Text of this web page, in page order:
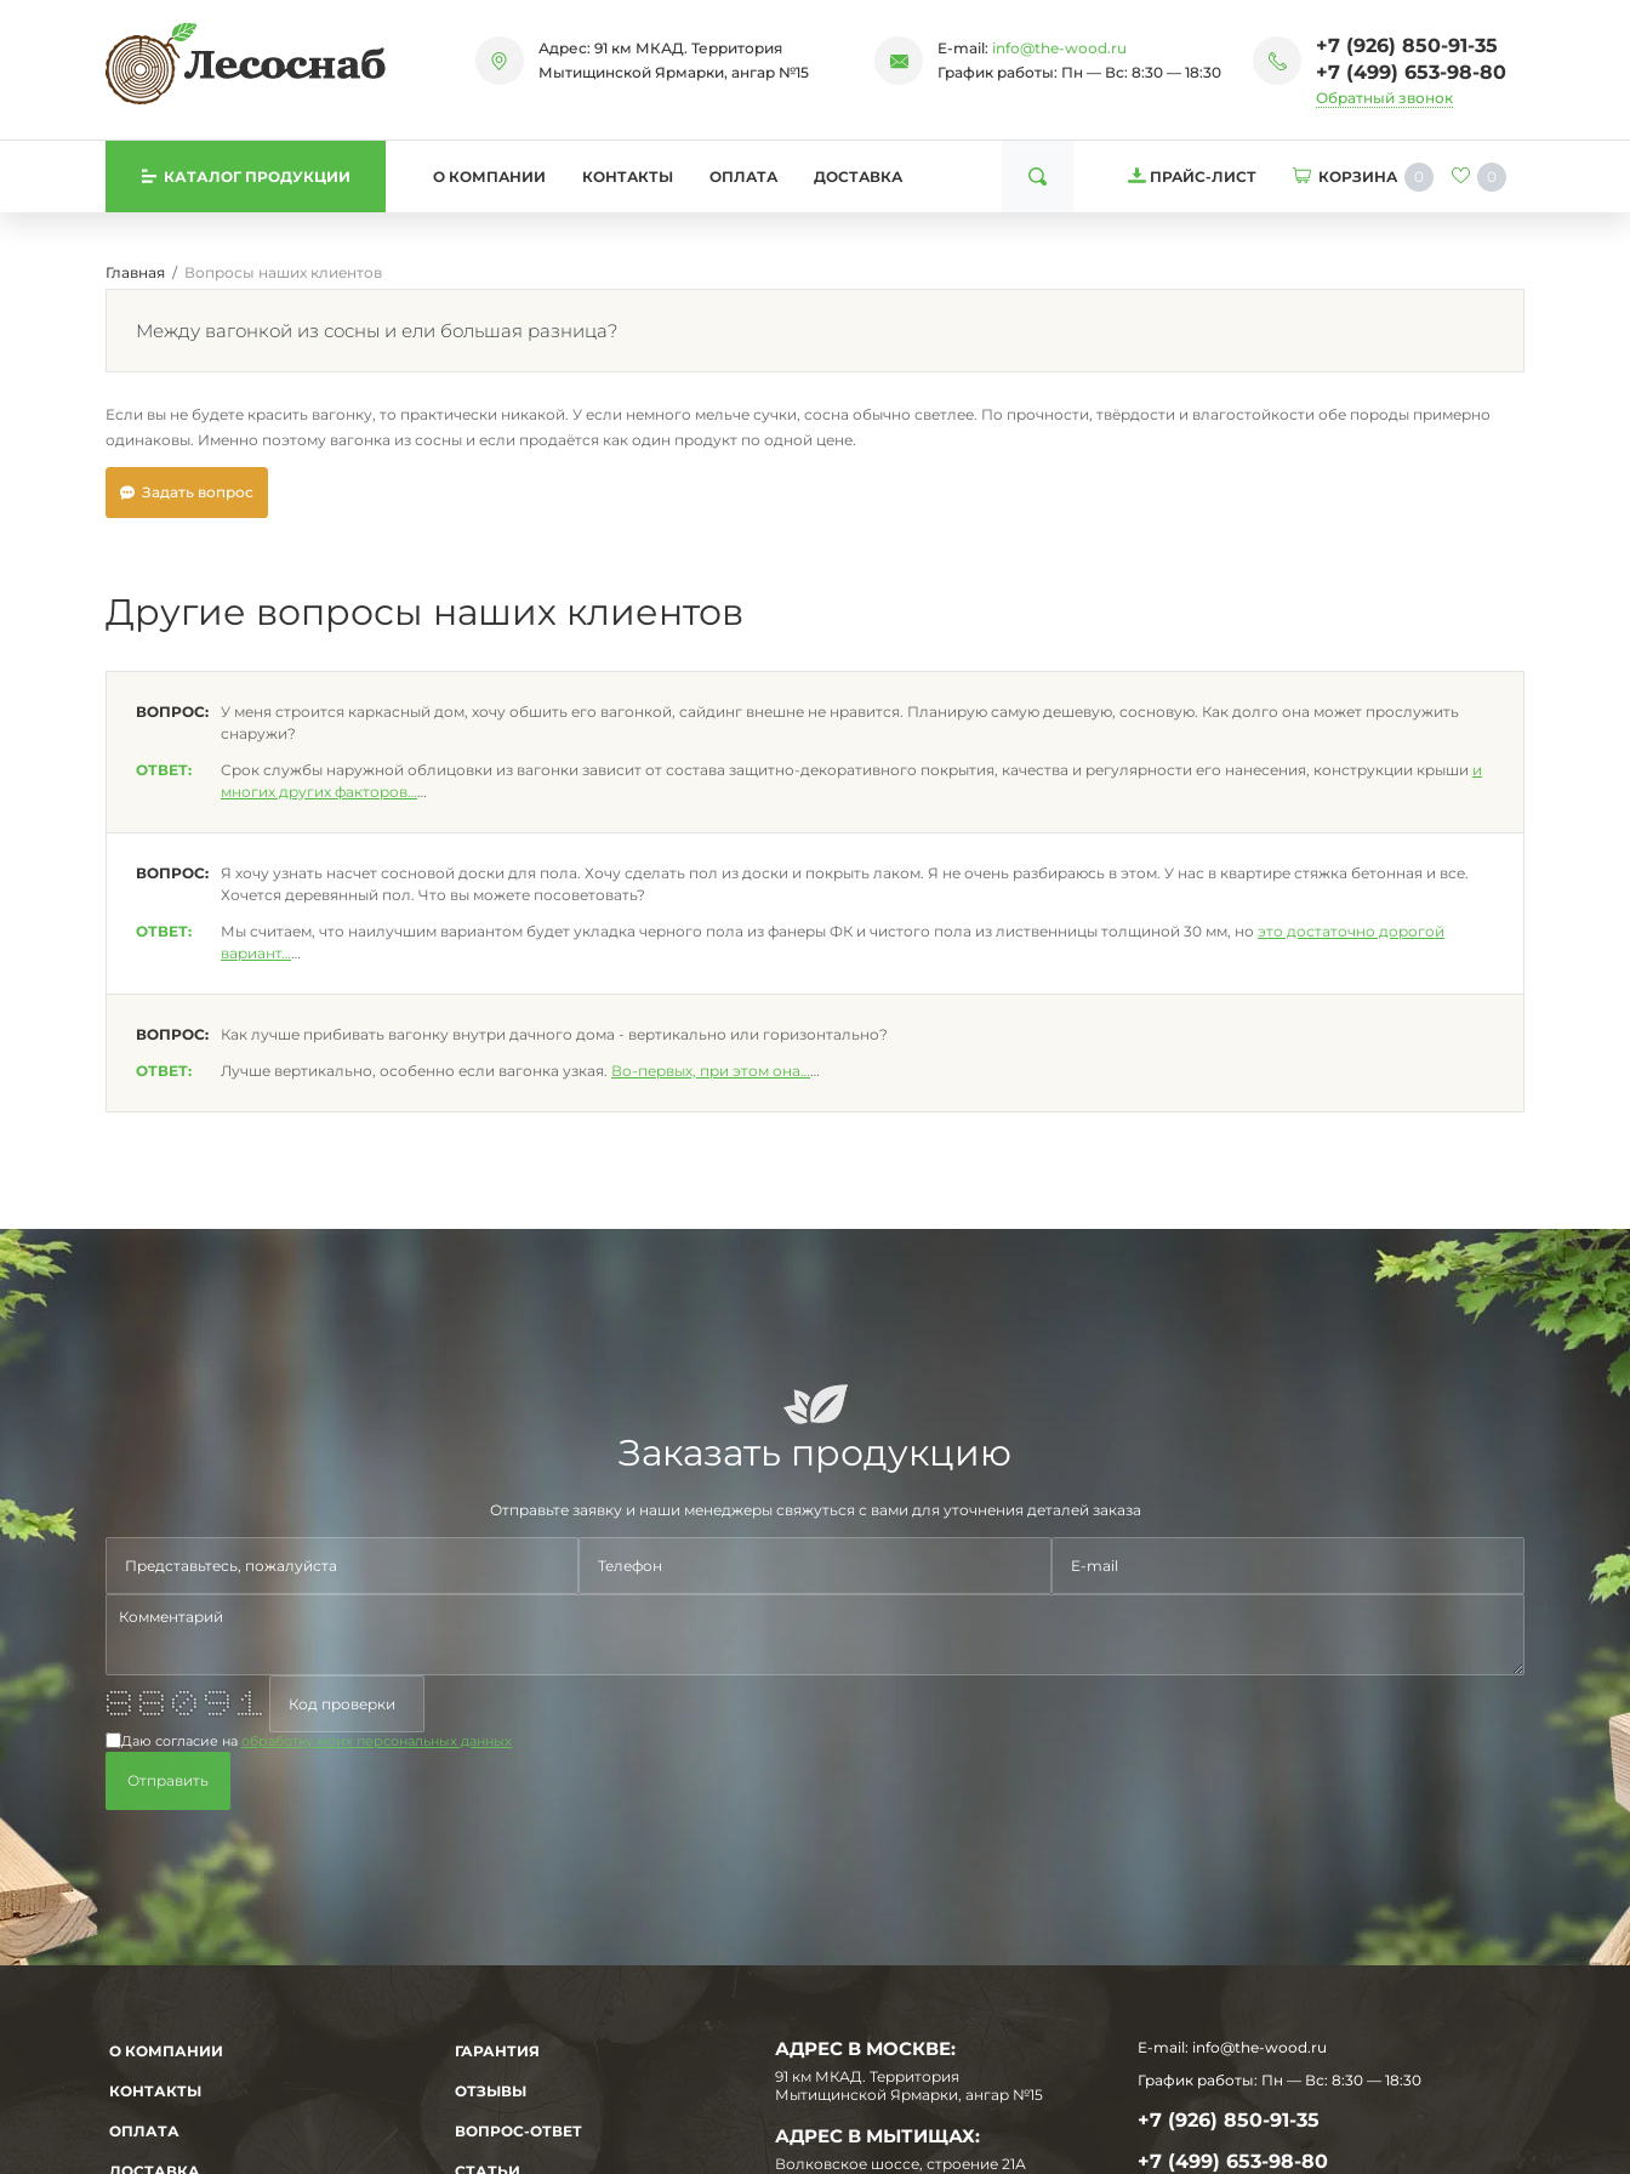
Адрес: 91 км МКАД. Территория
Мытищинской Ярмарки, ангар №15
E-mail: info@the-wood.ru
График работы: Пн — Вс: 8:30 — 18:30
+7 (926) 850-91-35
+7 (499) 653-98-80
Обратный звонок
КАТАЛОГ ПРОДУКЦИИ О КОМПАНИИ КОНТАКТЫ ОПЛАТА ДОСТАВКА ПРАЙС-ЛИСТ КОРЗИНА 0 0
Главная Вопросы наших клиентов
Между вагонкой из сосны и ели большая разница?
Если вы не будете красить вагонку, то практически никакой. У если немного мельче сучки, сосна обычно светлее. По прочности, твёрдости и влагостойкости обе породы примерно
одинаковы. Именно поэтому вагонка из сосны и если продаётся как один продукт по одной цене.
Задать вопрос
Другие вопросы наших клиентов
ВОПРОС:
У меня строится каркасный дом, хочу обшить его вагонкой, сайдинг внешне не нравится. Планирую самую дешевую, сосновую. Как долго она может прослужить
снаружи?
ОТВЕТ:
Срок службы наружной облицовки из вагонки зависит от состава защитно-декоративного покрытия, качества и регулярности его нанесения, конструкции крыши и
многих других факторов …
ВОПРОС:
Я хочу узнать насчет сосновой доски для пола. Хочу сделать пол из доски и покрыть лаком. Я не очень разбираюсь в этом. У нас в квартире стяжка бетонная и все.
Хочется деревянный пол. Что вы можете посоветовать?
ОТВЕТ:
Мы считаем, что наилучшим вариантом будет укладка черного пола из фанеры ФК и чистого пола из лиственницы толщиной 30 мм, но это достаточно дорогой
вариант …
ВОПРОС:
Как лучше прибивать вагонку внутри дачного дома - вертикально или горизонтально?
ОТВЕТ:
Лучше вертикально, особенно если вагонка узкая. Во-первых, при этом она …
Заказать продукцию
Отправьте заявку и наши менеджеры свяжуться с вами для уточнения деталей заказа
***** ***** *** ***** *
* * * * * * * * **
* * * * * * * * * * *
***** ***** * * * ****** *
* * * * * * * * *
* * * * * * * *
***** ***** *** **** *******
Даю согласие на обработку моих персональных данных
О КОМПАНИИ
КОНТАКТЫ
ОПЛАТА
ГАРАНТИЯ
ОТЗЫВЫ
ВОПРОС-ОТВЕТ
АДРЕС В МОСКВЕ:
91 км МКАД. Территория
Мытищинской Ярмарки, ангар №15
АДРЕС В МЫТИЩАХ:
Волковское шоссе, строение 21А
E-mail: info@the-wood.ru
График работы: Пн — Вс: 8:30 — 18:30
+7 (926) 850-91-35
+7 (499) 653-98-80